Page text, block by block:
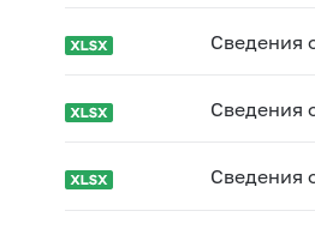
Сведения
Сведения
Сведения